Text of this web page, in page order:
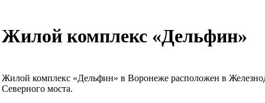
Жилой комплекс «Дельфин»
Жилой комплекс «Дельфин» в Воронеже расположен в
Северного моста.